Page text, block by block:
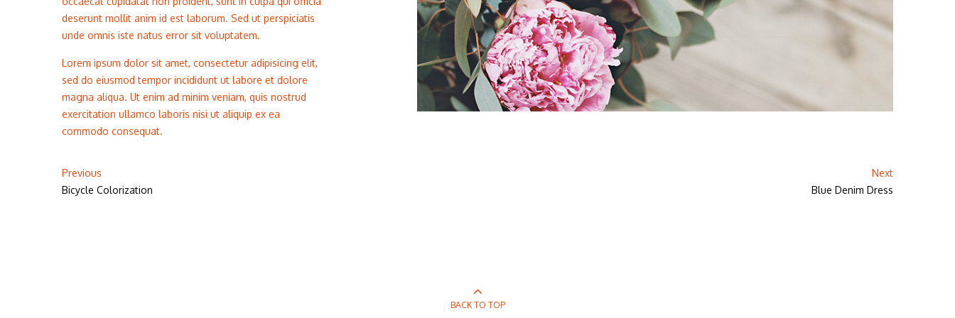
deserunt mollit anim id est laborum. Sed ut perspiciatis
unde omnis iste natus error sit voluptatem.
Lorem ipsum dolor sit amet, consectetur adipisicing elit,
sed do eiusmod tempor incididunt ut labore et dolore
magna aliqua. Ut enim ad minim veniam, quis nostrud
exercitation ullamco laboris nisi ut aliquip ex ea
commodo consequat.
Previous
Bicycle Colorization
Next
Blue Denim Dress
BACK TO TOP